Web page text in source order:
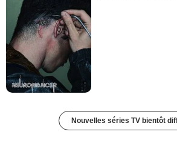
Nouvelles séries TV bientôt